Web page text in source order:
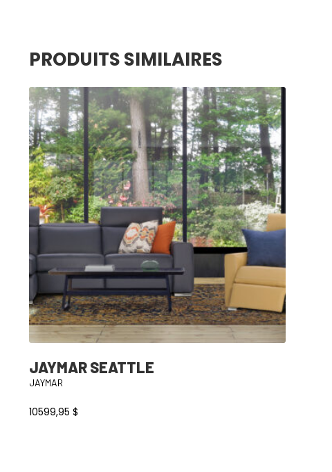
PRODUITS SIMILAIRES
JAYMAR SEATTLE
JAYMAR
10599,95 $